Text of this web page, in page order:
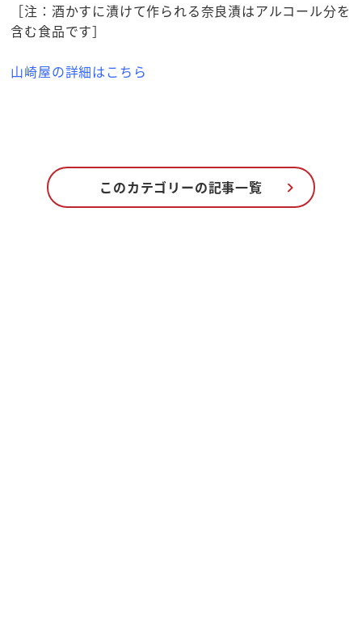
［注：酒かすに漬けて作られる奈良漬はアルコール分を
含む食品です］
山崎屋の詳細はこちら
このカテゴリーの記事一覧